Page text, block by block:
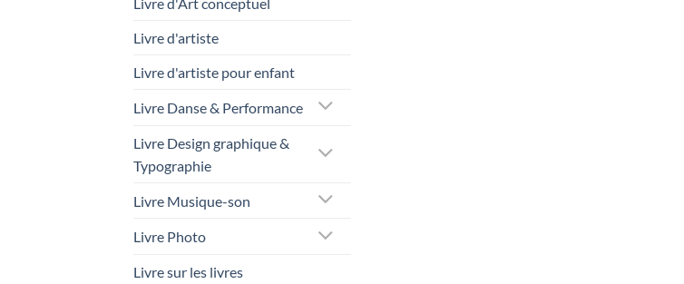
Livre d'artiste
Livre d'artiste pour enfant
Livre Danse & Performance
Livre Design graphique &
Typographie
Livre Musique-son
Livre Photo
Livre sur les livres